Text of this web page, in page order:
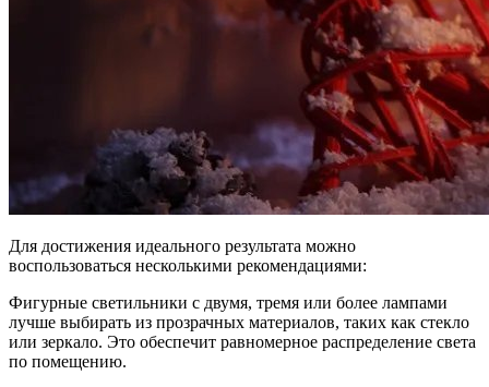
Для достижения идеального результата можно
воспользоваться несколькими рекомендациями:
Фигурные светильники с двумя, тремя или более лампами
лучше выбирать из прозрачных материалов, таких как стекло
или зеркало. Это обеспечит равномерное распределение света
по помещению.